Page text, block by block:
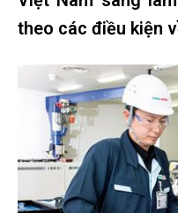
theo các điều kiện